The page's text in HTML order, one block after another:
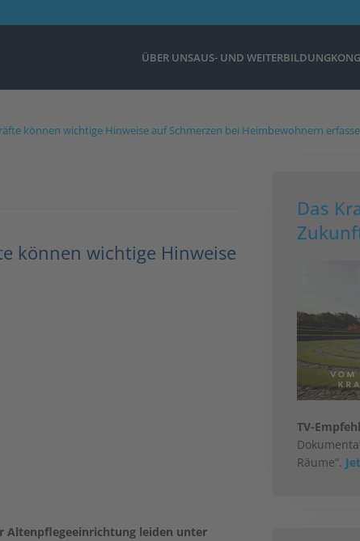
ÜBER UNSAUS- UND WEITERBILDUNG
können wichtige Hinweise auf Schmerzen bei Heimbewohnern
können wichtige Hinweise
Altenpflegeeinrichtung leiden unter
Das
TV-
Räume“.